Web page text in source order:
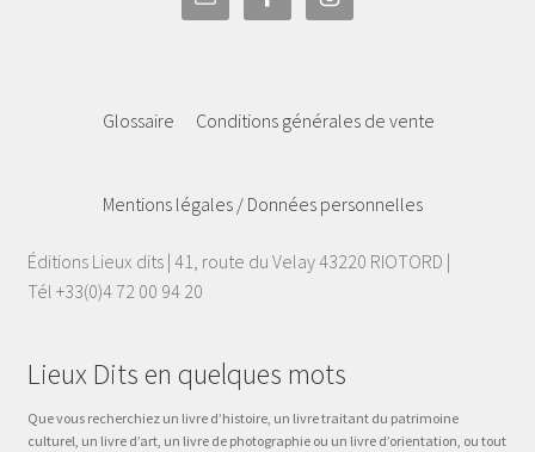
Glossaire Conditions générales de vente
Mentions légales / Données personnelles
Éditions Lieux dits | 41, route du Velay 43220 RIOTORD |
Tél +33(0)4 72 00 94 20
Lieux Dits en quelques mots
Que vous recherchiez un livre d’histoire, un livre traitant du patrimoine
culturel, un livre d’art, un livre de photographie ou un livre d’orientation, ou tout